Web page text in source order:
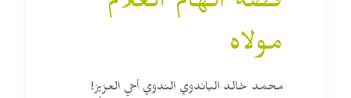
مولاه
محمد خالد الباندوي الندوي أخي العزيز!